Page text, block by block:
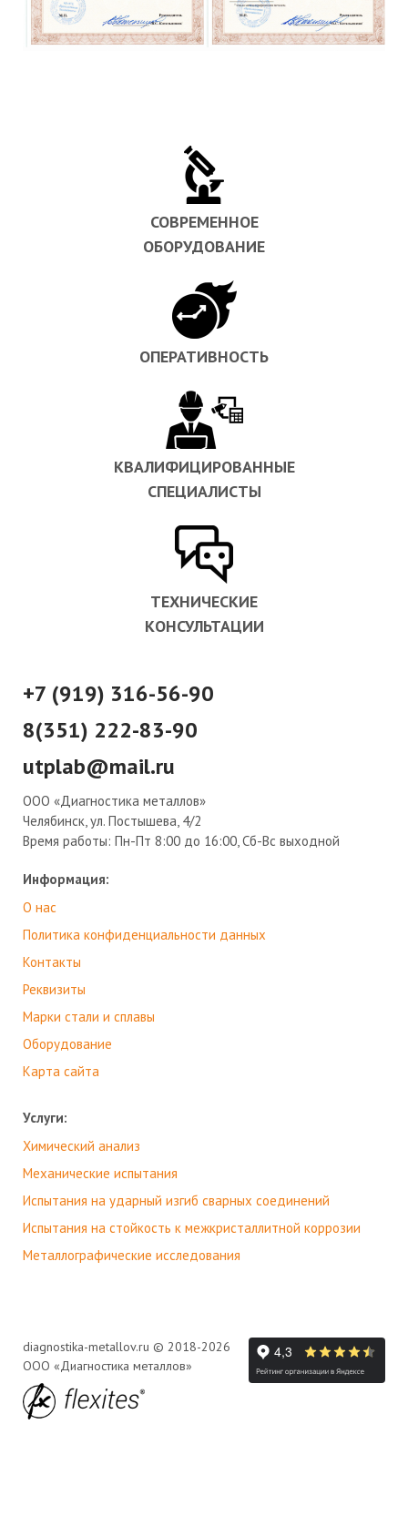
СОВРЕМЕННОЕ
ОБОРУДОВАНИЕ
ОПЕРАТИВНОСТЬ
КВАЛИФИЦИРОВАННЫЕ
СПЕЦИАЛИСТЫ
ТЕХНИЧЕСКИЕ
КОНСУЛЬТАЦИИ
+7 (919) 316-56-90
8(351) 222-83-90
utplab@mail.ru
ООО «Диагностика металлов»
Челябинск, ул. Постышева, 4/2
Время работы: Пн-Пт 8:00 до 16:00, Сб-Вс выходной
Информация:
О нас
Политика конфиденциальности данных
Контакты
Реквизиты
Марки стали и сплавы
Оборудование
Карта сайта
Услуги:
Химический анализ
Механические испытания
Испытания на ударный изгиб сварных соединений
Испытания на стойкость к межкристаллитной коррозии
Металлографические исследования
diagnostika-metallov.ru © 2018-2026
ООО «Диагностика металлов»